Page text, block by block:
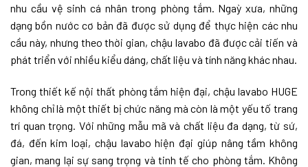
nhu cầu vệ sinh cá nhân trong phòng tắm. Ngaỳ xưa, những
dạng bồn nước cơ bản đã được sử dụng để thực hiện các nhu
cầu này, nhưng theo thời gian, chậu lavabo đã được cải tiến và
phát triển với nhiều kiểu dáng, chất liệu và tính năng khác nhau.
Trong thiết kế nội thất phòng tắm hiện đại, chậu lavabo HUGE
không chỉ là một thiết bị chức năng mà còn là một yếu tố trang
trí quan trọng. Với những mẫu mã và chất liệu đa dạng, từ sứ,
đá, đến kim loại, chậu lavabo hiện đại giúp nâng tầm không
gian, mang lại sự sang trọng và tinh tế cho phòng tắm. Không